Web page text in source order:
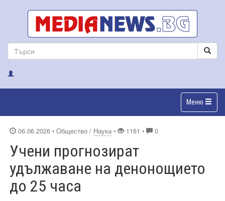
Меню
06.06.2026 • Общество / Наука • 1161 • 0
Учени прогнозират
удължаване на денонощието
до 25 часа